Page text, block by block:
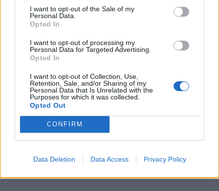
I want to opt-out of the Sale of my
Personal Data.
Opted In
I want to opt-out of processing my
Personal Data for Targeted Advertising.
Opted In
I want to opt-out of Collection, Use,
Retention, Sale, and/or Sharing of my
Personal Data that Is Unrelated with the
Purposes for which it was collected.
Opted Out
CONFIRM
Data Deletion Data Access Privacy Policy
KEDVES OLVASÓNK!
A keresett cikk a portfolio.hu hírarchívumához
regisztrációhoz kötött.
Portfolio.hu teljes cikkarchívum
Kötéslisták: BÉT elmúlt 2 év napon belüli
kötéslistái
MÁR ELŐFIZETŐNK VAGY?BEJELENTKEZÉS